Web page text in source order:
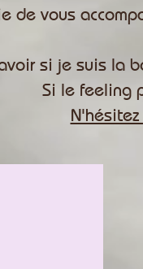
de vous
si je suis la
Si le feeling